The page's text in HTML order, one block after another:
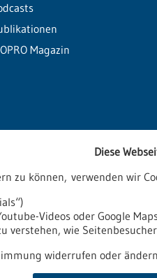
Magazin
Diese
zu können, verwenden wir
Videos oder Google
wie
widerrufen oder